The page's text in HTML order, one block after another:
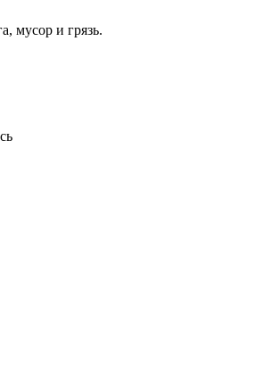
мусор и грязь.